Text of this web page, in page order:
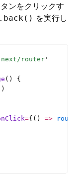
ンをクリックす
を実行し
next/router '
() {
={() =>